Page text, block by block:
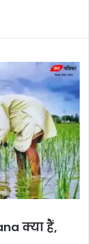
क्या हैं,